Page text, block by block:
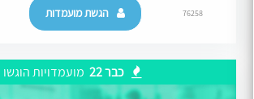
76258 הגשת מועמדות
כבר 22 מועמדויות הוגשו